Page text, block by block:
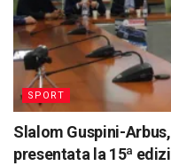
SPORT
Slalom Guspini-
presentata la 15ª